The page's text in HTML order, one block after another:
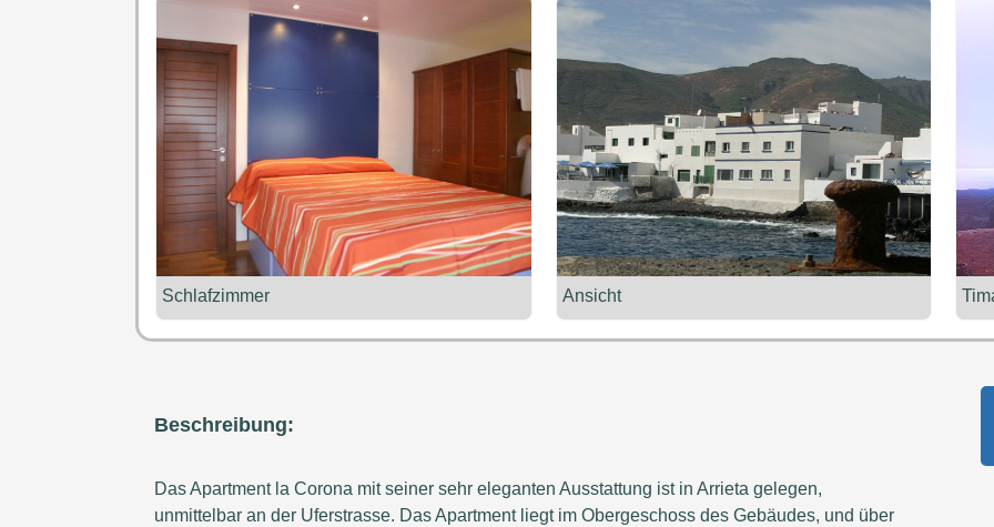
Schlafzimmer Ansicht
Beschreibung:
Das Apartment la Corona mit seiner sehr eleganten Ausstattung ist in Arrieta gelegen,
unmittelbar an der Uferstrasse. Das Apartment liegt im Obergeschoss des Gebäudes, und über